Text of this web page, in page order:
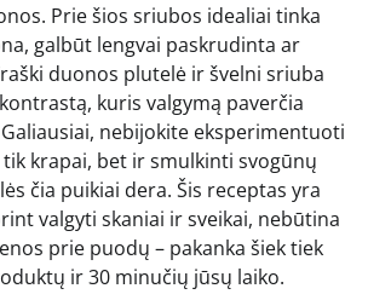
Prie šios sriubos idealiai tinka
galbūt lengvai paskrudinta ar
duonos plutelė ir švelni sriuba
kuris valgymą paverčia
nebijokite eksperimentuoti
krapai, bet ir smulkinti svogūnų
čia puikiai dera. Šis receptas yra
valgyti skaniai ir sveikai, nebūtina
prie puodų – pakanka šiek tiek
ir 30 minučių jūsų laiko.